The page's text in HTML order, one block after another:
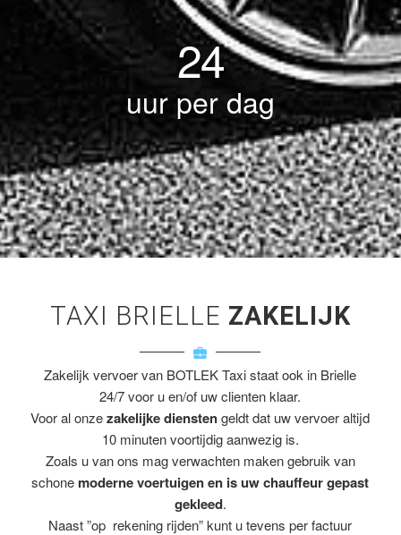
24
uur per dag
TAXI BRIELLE ZAKELIJK
Zakelijk vervoer van BOTLEK Taxi staat ook in Brielle
24/7 voor u en/of uw clienten klaar.
Voor al onzezakelijke dienstengeldt dat uw vervoer altijd
10 minuten voortijdig aanwezig is.
Zoals u van ons mag verwachten maken gebruik van
schone moderne voertuigen en is uw chauffeur gepast
gekleed.
Naast ”op rekening rijden” kunt u tevens per factuur